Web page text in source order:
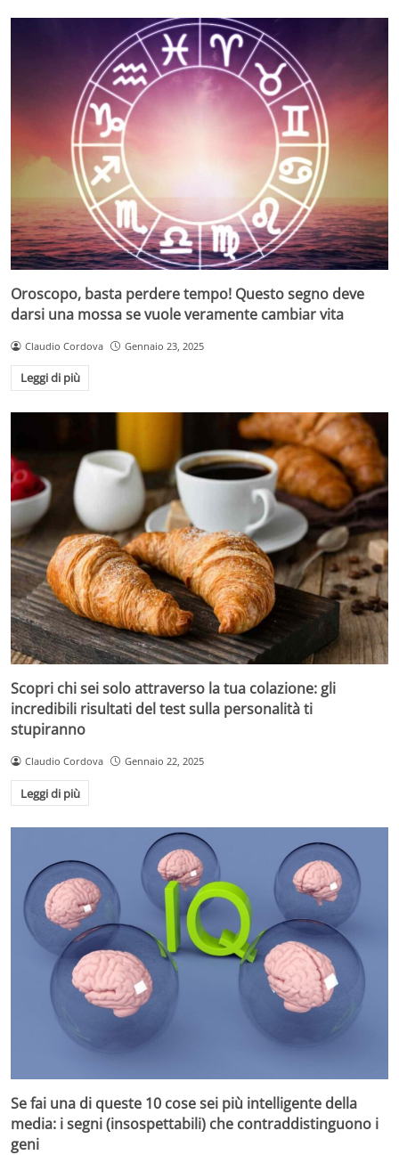
Oroscopo, basta perdere tempo! Questo segno deve
darsi una mossa se vuole veramente cambiar vita
Claudio Cordova Gennaio 23, 2025
Leggi di più
Scopri chi sei solo attraverso la tua colazione: gli
incredibili risultati del test sulla personalità ti
stupiranno
Claudio Cordova Gennaio 22, 2025
Leggi di più
Se fai una di queste 10 cose sei più intelligente della
media: i segni (insospettabili) che contraddistinguono i
geni